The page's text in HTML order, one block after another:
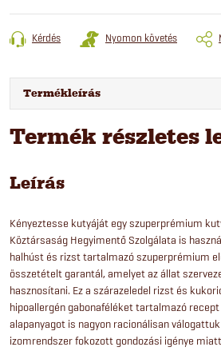
Kérdés Nyomon követés
Termékleírás
Termék részletes
Leírás
Kényeztesse kutyáját egy szuperprémium
Köztársaság Hegyimentő Szolgálata is
halhúst és rizst tartalmazó szuperprémium
összetételt garantál, amelyet az állat
hasznosítani. Ez a szárazeledel rizst és
hipoallergén gabonaféléket tartalmazó
alapanyagot is nagyon racionálisan
izomrendszer fokozott gondozási igénye